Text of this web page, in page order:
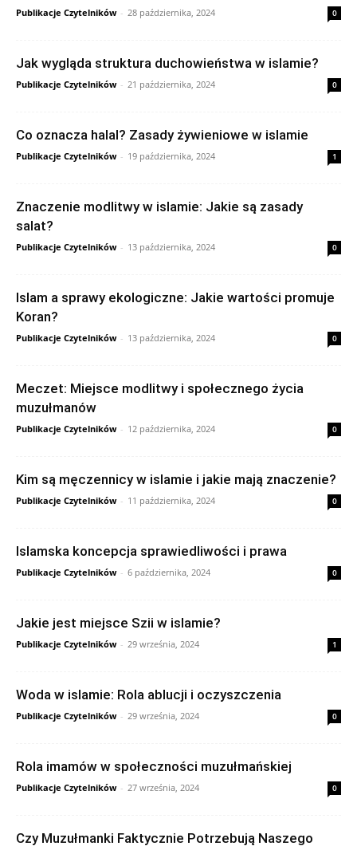
Publikacje Czytelników - 28 października, 2024 0
Jak wygląda struktura duchowieństwa w islamie?
Publikacje Czytelników - 21 października, 2024 0
Co oznacza halal? Zasady żywieniowe w islamie
Publikacje Czytelników - 19 października, 2024 1
Znaczenie modlitwy w islamie: Jakie są zasady
salat?
Publikacje Czytelników - 13 października, 2024 0
Islam a sprawy ekologiczne: Jakie wartości promuje
Koran?
Publikacje Czytelników - 13 października, 2024 0
Meczet: Miejsce modlitwy i społecznego życia
muzułmanów
Publikacje Czytelników - 12 października, 2024 0
Kim są męczennicy w islamie i jakie mają znaczenie?
Publikacje Czytelników - 11 października, 2024 0
Islamska koncepcja sprawiedliwości i prawa
Publikacje Czytelników - 6 października, 2024 0
Jakie jest miejsce Szii w islamie?
Publikacje Czytelników - 29 września, 2024 1
Woda w islamie: Rola ablucji i oczyszczenia
Publikacje Czytelników - 29 września, 2024 0
Rola imamów w społeczności muzułmańskiej
Publikacje Czytelników - 27 września, 2024 0
Czy Muzułmanki Faktycznie Potrzebują Naszego